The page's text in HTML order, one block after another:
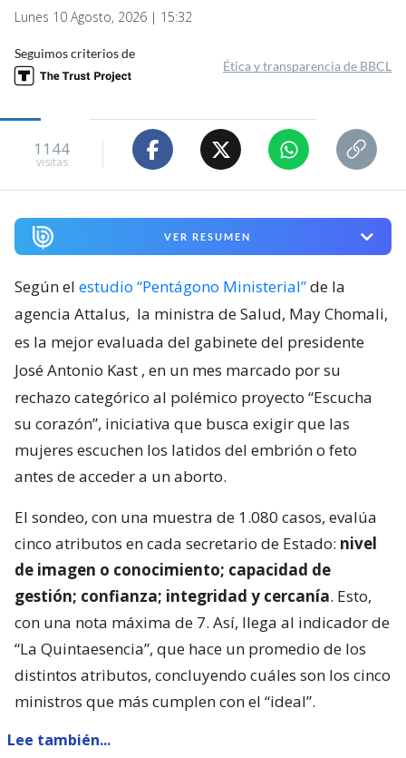
Lunes 10 Agosto, 2026 | 15:32
Seguimos criterios de
Ética y transparencia de BBCL
1144
visitas
VER RESUMEN
Según el estudio “Pentágono Ministerial”de la
agencia Attalus, la ministra de Salud, May Chomali,
es la mejor evaluada del gabinete del presidente
José Antonio Kast , en un mes marcado por su
rechazo categórico al polémico proyecto “Escucha
su corazón”, iniciativa que busca exigir que las
mujeres escuchen los latidos del embrión o feto
antes de acceder a un aborto.
El sondeo, con una muestra de 1.080 casos, evalúa
cinco atributos en cada secretario de Estado: nivel
de imagen o conocimiento; capacidad de
gestión; confianza; integridad y cercanía. Esto,
con una nota máxima de 7. Así, llega al indicador de
“La Quintaesencia”, que hace un promedio de los
distintos atributos, concluyendo cuáles son los cinco
ministros que más cumplen con el “ideal”.
Lee también...